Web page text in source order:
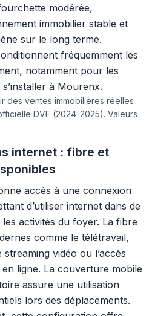
modérée,
immobilier stable et
sur le long terme.
fréquemment les
notamment pour les
à Mourenx.
des ventes immobilières réelles
DVF (2024-2025). Valeurs
internet : fibre et
accès à une connexion
d’utiliser internet dans de
activités du foyer. La fibre
comme le télétravail,
vidéo ou l’accès
ligne. La couverture mobile
assure une utilisation
lors des déplacements.